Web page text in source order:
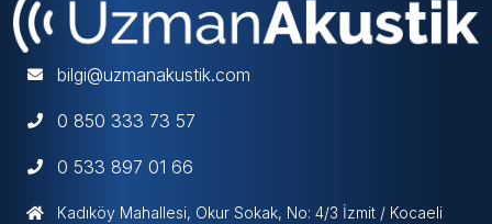
bilgi@uzmanakustik.com
0 850 333 73 57
0 533 897 01 66
Kadıköy Mahallesi, Okur Sokak, No: 4/3 İzmit / Kocaeli